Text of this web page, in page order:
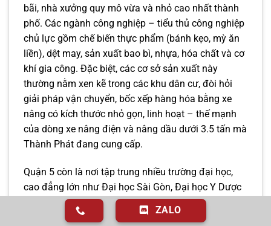
bãi, nhà xưởng quy mô vừa và nhỏ cao nhất thành
phố. Các ngành công nghiệp – tiểu thủ công nghiệp
chủ lực gồm chế biến thực phẩm (bánh kẹo, mỳ ăn
liền), dệt may, sản xuất bao bì, nhựa, hóa chất và cơ
khí gia công. Đặc biệt, các cơ sở sản xuất này
thường nằm xen kẽ trong các khu dân cư, đòi hỏi
giải pháp vận chuyển, bốc xếp hàng hóa bằng xe
nâng có kích thước nhỏ gọn, linh hoạt – thế mạnh
của dòng xe nâng điện và nâng dầu dưới 3.5 tấn mà
Thành Phát đang cung cấp.
Quận 5 còn là nơi tập trung nhiều trường đại học,
cao đẳng lớn như Đại học Sài Gòn, Đại học Y Dược
TP. Hồ Chí Minh (cơ sở khu vực Chợ Lớn), Đại học
Sư phạm Kỹ thuật TP. Hồ Chí Minh (cơ sở thực
ZALO